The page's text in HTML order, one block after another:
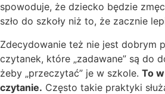
spowoduje, że dziecko będzie
szło do szkoły niż to, że zacznie
Zdecydowanie też nie jest dobrym
czytanek, które „zadawane” są do
żeby „przeczytać” je w szkole. To
czytanie. Często takie praktyki